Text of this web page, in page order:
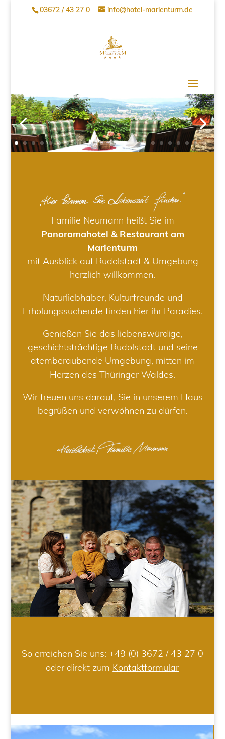
03672 / 43 27 0 info@hotel-marienturm.de
Familie Neumann heißt Sie im
Panoramahotel & Restaurant am
Marienturm
mit Ausblick auf Rudolstadt & Umgebung
herzlich willkommen.
Naturliebhaber, Kulturfreunde und
Erholungssuchende finden hier ihr Paradies.
Genießen Sie das liebenswürdige,
geschichtsträchtige Rudolstadt und seine
atemberaubende Umgebung, mitten im
Herzen des Thüringer Waldes.
Wir freuen uns darauf, Sie in unserem Haus
begrüßen und verwöhnen zu dürfen.
So erreichen Sie uns: +49 (0) 3672 / 43 27 0
oder direkt zum Kontaktformular